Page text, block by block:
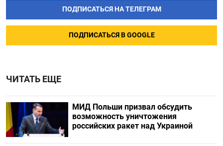
ПОДПИСАТЬСЯ НА ТЕЛЕГРАМ
ПОДПИСАТЬСЯ В GOOGLE
ЧИТАТЬ ЕЩЕ
МИД Польши призвал обсудить
возможность уничтожения
российских ракет над Украиной